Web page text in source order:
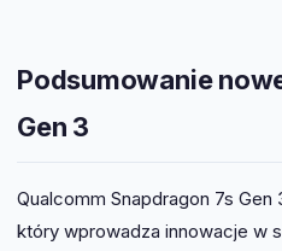
Podsumowanie
Gen 3
Qualcomm Snapdragon 7s
który wprowadza innowacje w